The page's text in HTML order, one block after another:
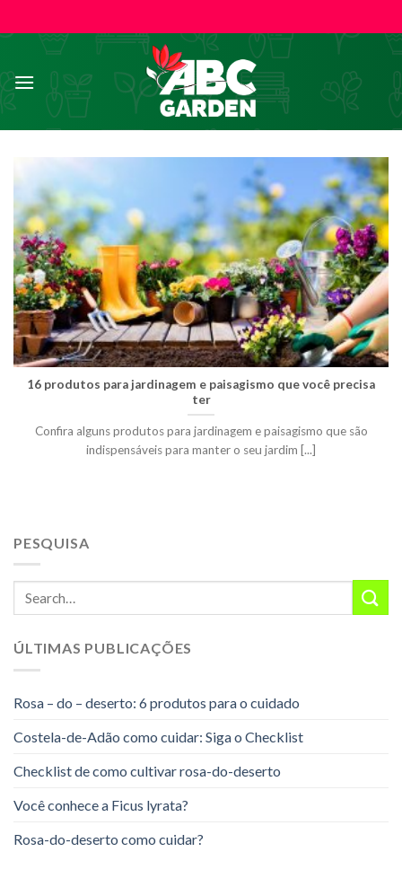
to
content
PESQUISA
ÚLTIMAS PUBLICAÇÕES
Rosa – do – deserto: 6 produtos para o cuidado
Costela-de-Adão como cuidar: Siga o Checklist
Checklist de como cultivar rosa-do-deserto
Você conhece a Ficus lyrata?
Rosa-do-deserto como cuidar?
16 produtos para jardinagem e paisagismo que você precisa
ter
Confira alguns produtos para jardinagem e paisagismo que são
indispensáveis para manter o seu jardim [...]